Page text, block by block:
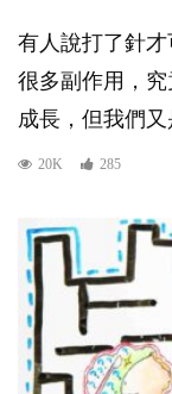
有人說打了針
很多副作用，
成長，但我們
20K 285